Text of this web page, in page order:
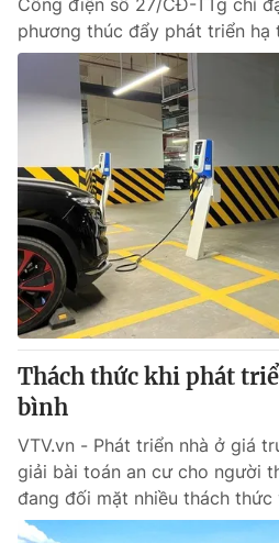
Công điện số 27/CĐ-TTg chỉ
phương thúc đẩy phát triển hạ
Thách thức khi phát
bình
VTV.vn - Phát triển nhà ở giá
giải bài toán an cư cho người
đang đối mặt nhiều thách thức